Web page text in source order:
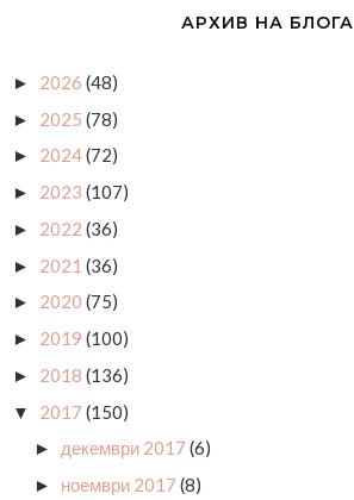
АРХИВ НА БЛОГА
► 2026 (48)
► 2025 (78)
► 2024(72)
► 2023 (107)
► 2022 (36)
► 2021 (36)
► 2020 (75)
► 2019 (100)
► 2018 (136)
▼ 2017 (150)
► декември 2017 (6)
► ноември 2017 (8)